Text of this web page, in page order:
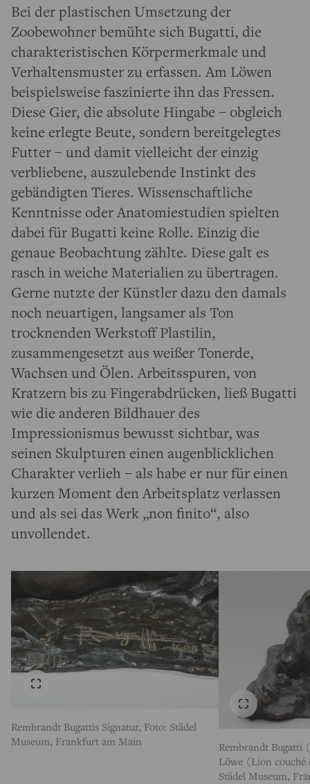
Bei der plastischen Umsetzung der
Zoobewohner bemühte sich Bugatti, die
charakteristischen Körpermerkmale und
Verhaltensmuster zu erfassen. Am Löwen
beispielsweise faszinierte ihn das Fressen.
Diese Gier, die absolute Hingabe – obgleich
keine erlegte Beute, sondern bereitgelegtes
Futter – und damit vielleicht der einzig
verbliebene, auszulebende Instinkt des
gebändigten Tieres. Wissenschaftliche
Kenntnisse oder Anatomiestudien spielten
dabei für Bugatti keine Rolle. Einzig die
genaue Beobachtung zählte. Diese galt es
rasch in weiche Materialien zu übertragen.
Gerne nutzte der Künstler dazu den damals
noch neuartigen, langsamer als Ton
trocknenden Werkstoff Plastilin,
zusammengesetzt aus weißer Tonerde,
Wachsen und Ölen. Arbeitsspuren, von
Kratzern bis zu Fingerabdrücken, ließ Bugatti
wie die anderen Bildhauer des
Impressionismus bewusst sichtbar, was
seinen Skulpturen einen augenblicklichen
Charakter verlieh – als habe er nur für einen
kurzen Moment den Arbeitsplatz verlassen
und als sei das Werk „non finito“, also
unvollendet.
Rembrandt Bugattis Signatur, Foto: Städel
Museum, Frankfurt am Main
Rembrandt Bugatti
Löwe (Lion couché
Städel Museum,